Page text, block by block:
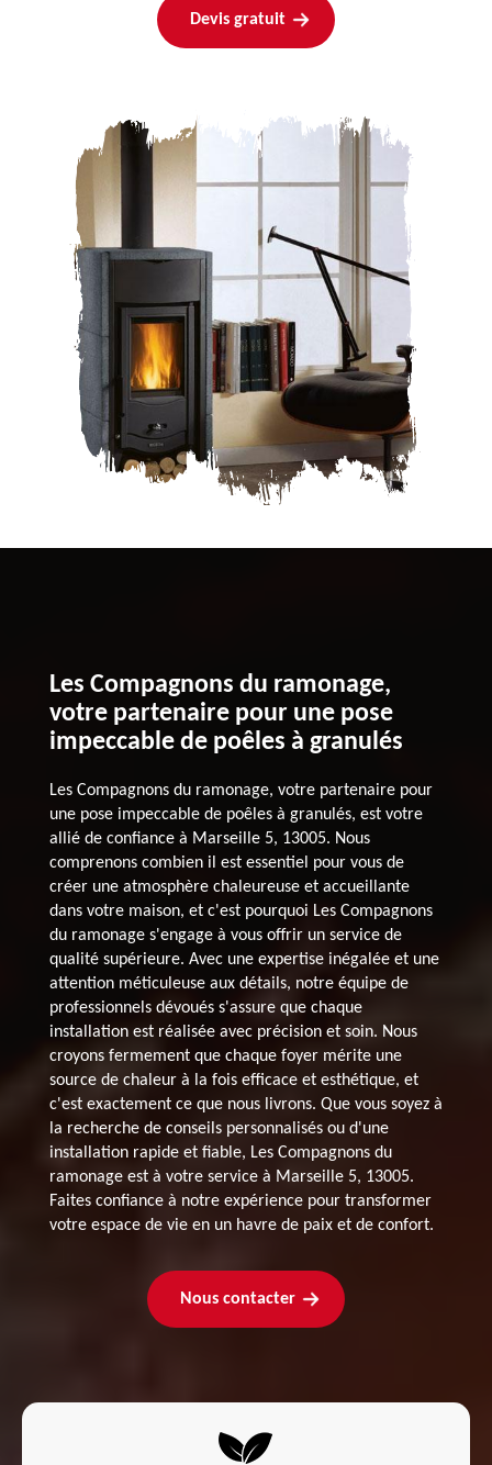
Devis gratuit
Les Compagnons du ramonage,
votre partenaire pour une pose
impeccable de poêles à granulés
Les Compagnons du ramonage, votre partenaire pour
une pose impeccable de poêles à granulés, est votre
allié de confiance à Marseille 5, 13005. Nous
comprenons combien il est essentiel pour vous de
créer une atmosphère chaleureuse et accueillante
dans votre maison, et c'est pourquoi Les Compagnons
du ramonage s'engage à vous offrir un service de
qualité supérieure. Avec une expertise inégalée et une
attention méticuleuse aux détails, notre équipe de
professionnels dévoués s'assure que chaque
installation est réalisée avec précision et soin. Nous
croyons fermement que chaque foyer mérite une
source de chaleur à la fois efficace et esthétique, et
c'est exactement ce que nous livrons. Que vous soyez à
la recherche de conseils personnalisés ou d'une
installation rapide et fiable, Les Compagnons du
ramonage est à votre service à Marseille 5, 13005.
Faites confiance à notre expérience pour transformer
votre espace de vie en un havre de paix et de confort.
Nous contacter